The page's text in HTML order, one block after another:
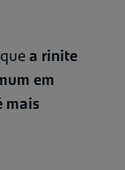
a rinite
em
mais